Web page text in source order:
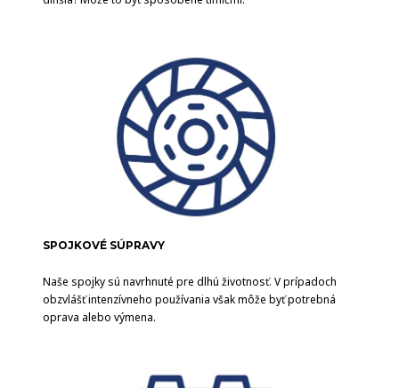
SPOJKOVÉ SÚPRAVY
Naše spojky sú navrhnuté pre dlhú životnosť. V prípadoch
obzvlášť intenzívneho používania však môže byť potrebná
oprava alebo výmena.